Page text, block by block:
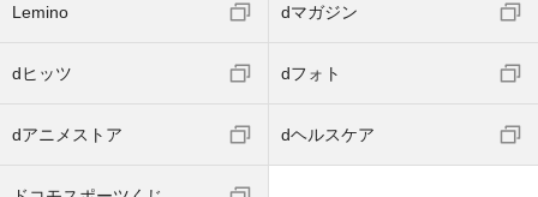
Lemino dマガジン
dヒッツ dフォト
dアニメストア dヘルスケア